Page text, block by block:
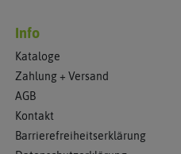
Info
Kataloge
Zahlung + Versand
AGB
Kontakt
Barrierefreiheitserklärung